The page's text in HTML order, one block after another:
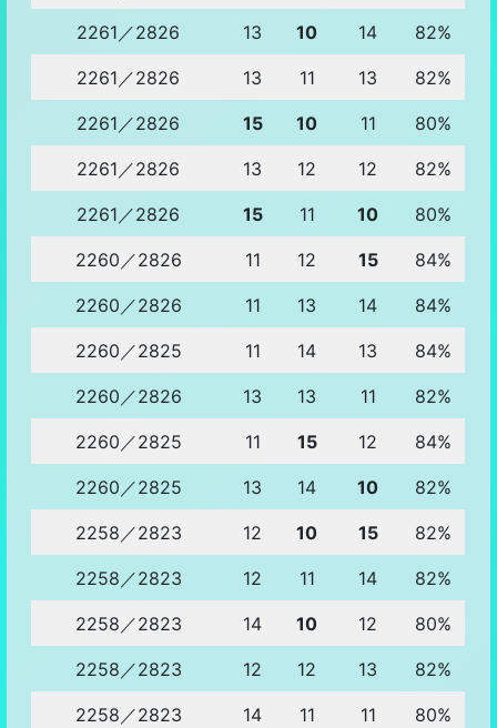
2261／2826 13 10 14 82%
2261／2826 13 11 13 82%
2261／2826 15 10 11 80%
2261／2826 13 12 12 82%
2261／2826 15 11 10 80%
2260／2826 11 12 15 84%
2260／2826 11 13 14 84%
2260／2825 11 14 13 84%
2260／2826 13 13 11 82%
2260／2825 11 15 12 84%
2260／2825 13 14 10 82%
2258／2823 12 10 15 82%
2258／2823 12 11 14 82%
2258／2823 14 10 12 80%
2258／2823 12 12 13 82%
2258／2823 14 11 11 80%